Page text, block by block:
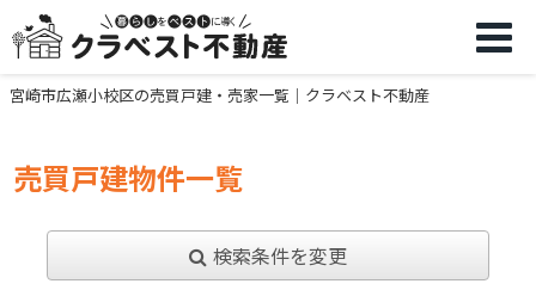
宮崎市広瀬小校区の売買戸建・売家一覧｜クラベスト不動産
売買戸建物件一覧
検索条件を変更